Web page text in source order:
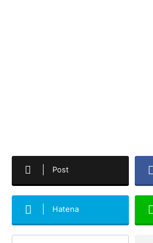
Post
Hatena